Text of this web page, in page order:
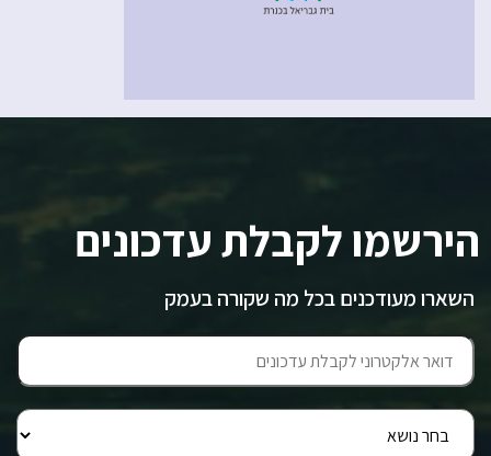
הירשמו לקבלת עדכונים
השארו מעודכנים בכל מה שקורה בעמק